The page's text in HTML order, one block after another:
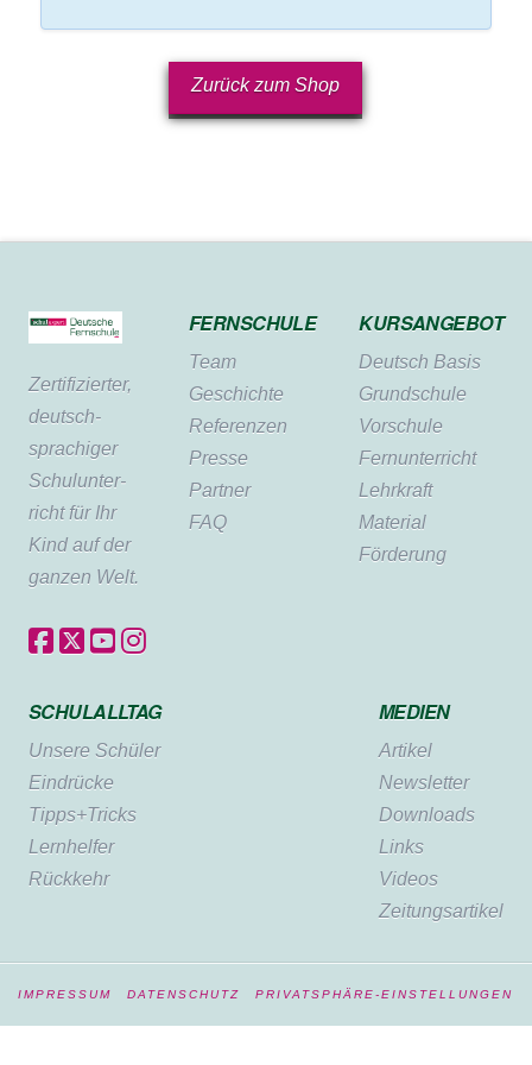
Zurück zum Shop
Zertifi­zierter,
deutsch­
sprachiger
Schul­unter­
richt für Ihr
Kind auf der
ganzen Welt.
FERNSCHULE
Team
Geschichte
Referenzen
Presse
Partner
FAQ
KURSANGEBOT
Deutsch Basis
Grundschule
Vorschule
Fernunterricht
Lehrkraft
Material
Förderung
SCHULALLTAG
Unsere Schüler
Eindrücke
Tipps+Tricks
Lernhelfer
Rückkehr
MEDIEN
Artikel
Newsletter
Downloads
Links
Videos
Zeitungsartikel
IMPRESSUM DATENSCHUTZ PRIVATSPHÄRE-EINSTELLUNGEN
Bitte akzeptieren Sie
unsere
Datenschutzerklärung
Datenschutzerklärung.
Bitte lasse dieses Feld leer.
Bitte akzeptieren Sie
Datenschutzerklärung.